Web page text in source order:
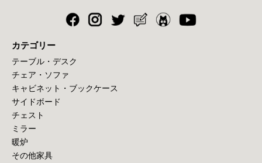
カテゴリー
テーブル・デスク
チェア・ソファ
キャビネット・ブックケース
サイドボード
チェスト
ミラー
暖炉
その他家具